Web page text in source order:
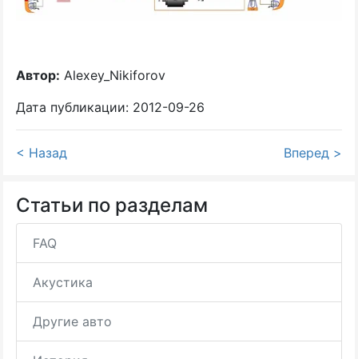
Автор: Alexey_Nikiforov
Дата публикации: 2012-09-26
< Назад Вперед >
Статьи по разделам
FAQ
Акустика
Другие авто